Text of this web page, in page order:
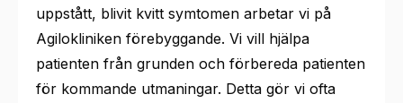
uppstått, blivit kvitt symtomen arbetar vi på
Agilokliniken förebyggande. Vi vill hjälpa
patienten från grunden och förbereda patienten
för kommande utmaningar. Detta gör vi ofta